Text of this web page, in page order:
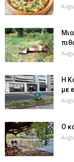
Η
με
Ο